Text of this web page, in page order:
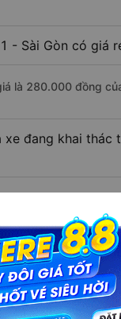
- Sài Gòn có giá
là 280.000 đồng
xe đang khai
thác tuyến đường.
đi Quận 11 -
xe khách từ Cư